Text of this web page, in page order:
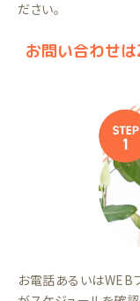
ださい。
お問い合わせ
お電話あるいはWEB